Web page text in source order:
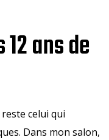
ans de
celui qui
Dans mon salon,